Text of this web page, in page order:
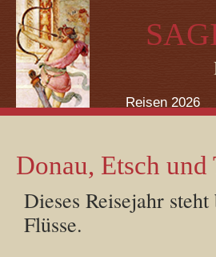
Direkt zum Inhalt
Reisen 2026
Donau, Etsch und
Dieses Reisejahr
Flüsse.